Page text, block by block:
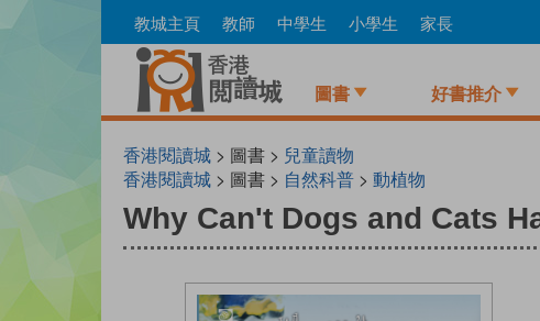
to
教城主頁 教師 中學生 小學生 家長
圖書 好書推介
香港閱讀城> 圖書 > 兒童讀物
香港閱讀城> 圖書 > 自然科普> 動植物
Why Can't Dogs and Cats